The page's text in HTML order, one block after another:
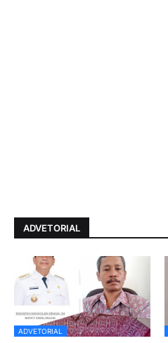
ADVETORIAL
ADVETORIAL